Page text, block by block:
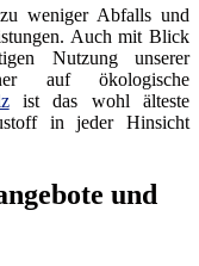
weniger Abfalls und
Auch mit Blick
Nutzung unserer
auf ökologische
ist das wohl älteste
in jeder Hinsicht
und